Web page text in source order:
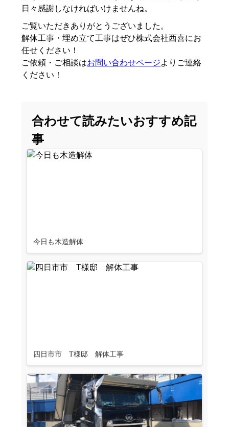
日々感謝しなければいけませんね。
ご覧いただきありがとうございました。
解体工事・埋め立て工事はぜひ株式会社西喜にお
任せください！
ご依頼・ご相談はお問い合わせページよりご連絡
ください！
合わせて読みたいおすすめ記
事
今日も木造解体
四日市市 T様邸 解体工事